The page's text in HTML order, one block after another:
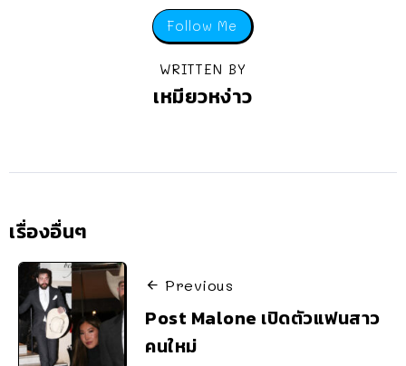
Follow Me
WRITTEN BY
เหมียวหง่าว
เรื่องอื่นๆ
Previous
Post Malone เปิดตัวแฟนสาว
คนใหม่